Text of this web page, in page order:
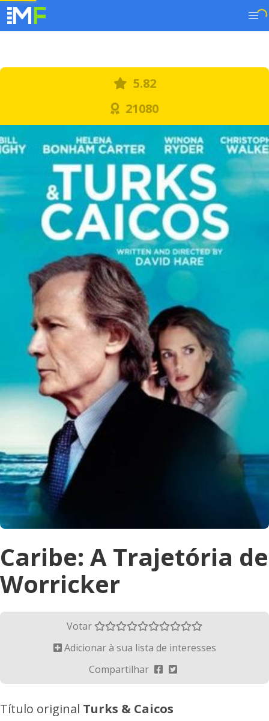
5.82
21080
Caribe: A Trajetória de
Worricker
Votar
Adicionar à sua lista de interesses
Compartilhar
Título original Turks & Caicos